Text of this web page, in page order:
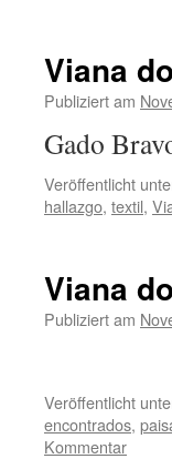
Viana
Publiziert am
Veröffentlicht
hallazgo, textil,
Viana
Publiziert am
Veröffentlicht
encontrados,
Kommentar